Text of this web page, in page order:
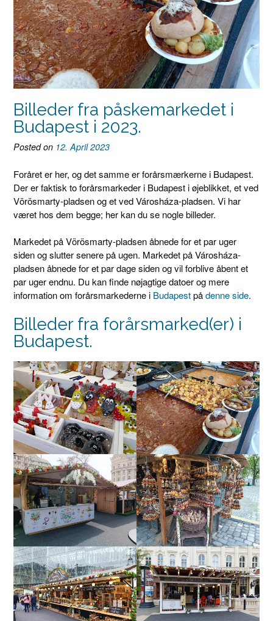
Billeder fra påskemarkedet i
Budapest i 2023.
Posted on 12. April 2023
Foråret er her, og det samme er forårsmærkerne i Budapest.
Der er faktisk to forårsmarkeder i Budapest i øjeblikket, et ved
Vörösmarty-pladsen og et ved Városháza-pladsen. Vi har
været hos dem begge; her kan du se nogle billeder.
Markedet på Vörösmarty-pladsen åbnede for et par uger
siden og slutter senere på ugen. Markedet på Városháza-
pladsen åbnede for et par dage siden og vil forblive åbent et
par uger endnu. Du kan finde nøjagtige datoer og mere
information om forårsmarkederne i Budapestpådenne side.
Billeder fra forårsmarked(er) i
Budapest.